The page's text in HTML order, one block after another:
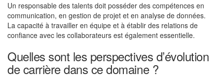
Un responsable des talents doit posséder des compétences en
communication, en gestion de projet et en analyse de données.
La capacité à travailler en équipe et à établir des relations de
confiance avec les collaborateurs est également essentielle.
Quelles sont les perspectives d’évolution
de carrière dans ce domaine ?